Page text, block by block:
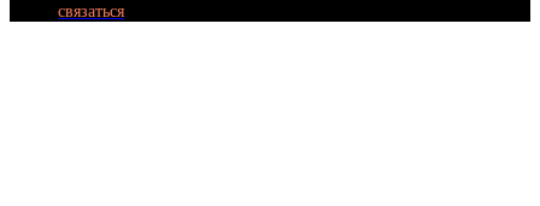
ЛАЗЕРТАГ
связаться